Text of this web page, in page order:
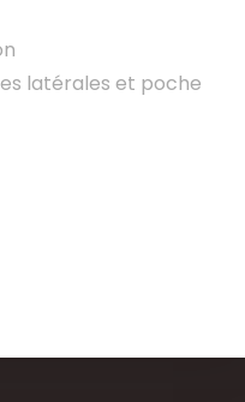
latérales et poche